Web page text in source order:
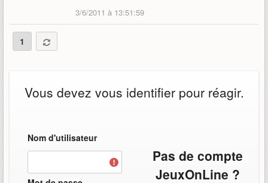
3/6/2011 à 13:51:59
1
Vous devez vous identifier pour réagir.
Nom d'utilisateur
Pas de compte
JeuxOnLine ?